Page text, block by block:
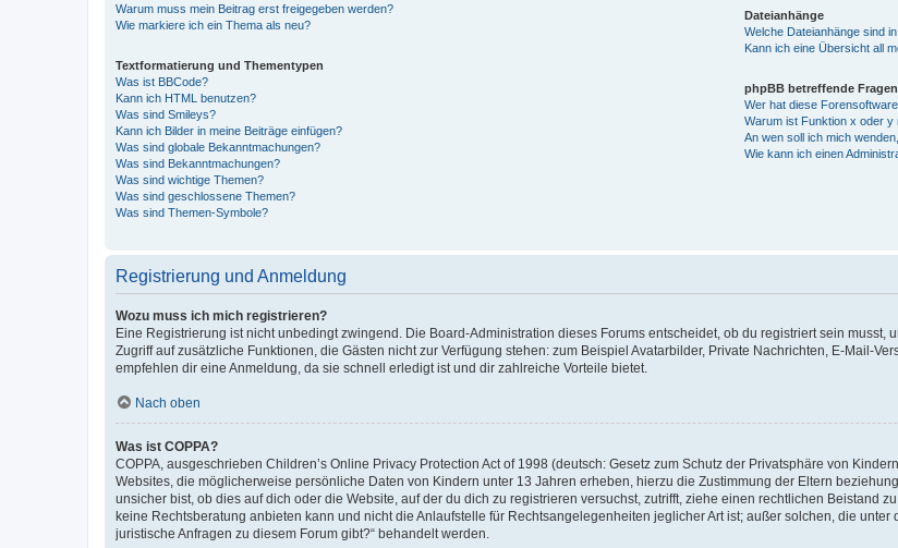
Warum muss mein Beitrag erst freigegeben werden?
Wie markiere ich ein Thema als neu?
Textformatierung und Thementypen
Was ist BBCode?
Kann ich HTML benutzen?
Was sind Smileys?
Kann ich Bilder in meine Beiträge einfügen?
Was sind globale Bekanntmachungen?
Was sind Bekanntmachungen?
Was sind wichtige Themen?
Was sind geschlossene Themen?
Was sind Themen-Symbole?
Dateianhänge
Welche Dateianhänge sind
Kann ich eine Übersicht all
phpBB betreffende Fragen
Wer hat diese
Warum ist Funktion x oder y
An wen soll ich mich
Wie kann ich einen
Registrierung und Anmeldung
Wozu muss ich mich registrieren?
Eine Registrierung ist nicht unbedingt zwingend. Die Board-Administration dieses Forums entscheidet, ob du registriert sein musst,
Zugriff auf zusätzliche Funktionen, die Gästen nicht zur Verfügung stehen: zum Beispiel Avatarbilder, Private Nachrichten, E-Mail-
empfehlen dir eine Anmeldung, da sie schnell erledigt ist und dir zahlreiche Vorteile bietet.
Nach oben
Was ist COPPA?
COPPA, ausgeschrieben Children’s Online Privacy Protection Act of 1998 (deutsch: Gesetz zum Schutz der Privatsphäre von
Websites, die möglicherweise persönliche Daten von Kindern unter 13 Jahren erheben, hierzu die Zustimmung der Eltern
unsicher bist, ob dies auf dich oder die Website, auf der du dich zu registrieren versuchst, zutrifft, ziehe einen rechtlichen Beistand
keine Rechtsberatung anbieten kann und nicht die Anlaufstelle für Rechtsangelegenheiten jeglicher Art ist; außer solchen, die
juristische Anfragen zu diesem Forum gibt?“ behandelt werden.